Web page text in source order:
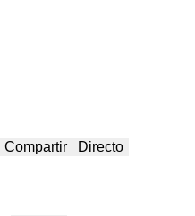
Compartir Directo